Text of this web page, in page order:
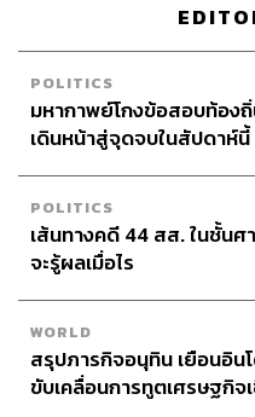
THE
กองบรร
POLITICS
มหากาพย์โกงข้อสอบท้อง
เดินหน้าสู่จุดจบในสัปดาห์นี้
POLITICS
เส้นทางคดี 44 สส. ในชั้นศ
จะรู้ผลเมื่อไร
WORLD
สรุปภารกิจอนุทิน เยือนอิน
ขับเคลื่อนการทูตเศรษฐกิจ